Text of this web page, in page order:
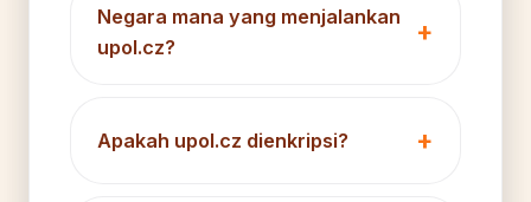
Negara mana yang menjalankan
upol.cz?
Apakah upol.cz dienkripsi?